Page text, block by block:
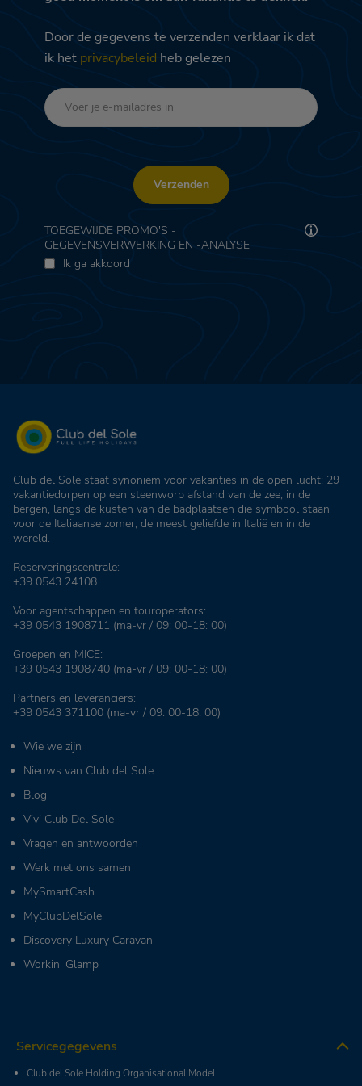
Door de gegevens te verzenden verklaar ik dat
ik het privacybeleid heb gelezen
Verzenden
TOEGEWIJDE PROMO'S -
GEGEVENSVERWERKING EN -ANALYSE
Ik ga akkoord
Club del Sole staat synoniem voor vakanties in de open lucht: 29
vakantiedorpen op een steenworp afstand van de zee, in de
bergen, langs de kusten van de badplaatsen die symbool staan
voor de Italiaanse zomer, de meest geliefde in Italië en in de
wereld.
Reserveringscentrale:
+39 0543 24108
Voor agentschappen en touroperators:
+39 0543 1908711 (ma-vr / 09: 00-18: 00)
Groepen en MICE:
+39 0543 1908740 (ma-vr / 09: 00-18: 00)
Partners en leveranciers:
+39 0543 371100 (ma-vr / 09: 00-18: 00)
Wie we zijn
Nieuws van Club del Sole
Blog
Vivi Club Del Sole
Vragen en antwoorden
Werk met ons samen
MySmartCash
MyClubDelSole
Discovery Luxury Caravan
Workin' Glamp
Servicegegevens
Club del Sole Holding Organisational Model